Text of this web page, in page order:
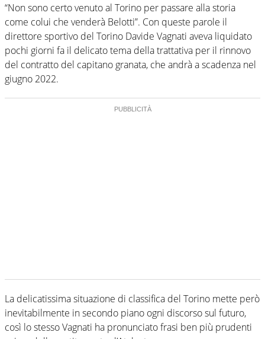
“Non sono certo venuto al Torino per passare alla storia
come colui che venderà Belotti”. Con queste parole il
direttore sportivo del Torino Davide Vagnati aveva liquidato
pochi giorni fa il delicato tema della trattativa per il rinnovo
del contratto del capitano granata, che andrà a scadenza nel
giugno 2022.
La delicatissima situazione di classifica del Torino mette però
inevitabilmente in secondo piano ogni discorso sul futuro,
così lo stesso Vagnati ha pronunciato frasi ben più prudenti